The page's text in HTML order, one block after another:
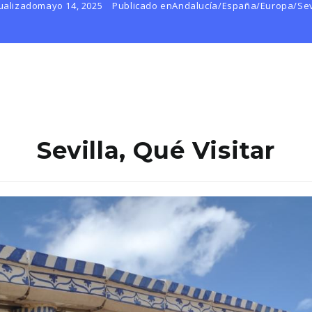
mayo 14, 2025 Publicado enAndalucía/España/Europa/
Sevilla, Qué Visitar